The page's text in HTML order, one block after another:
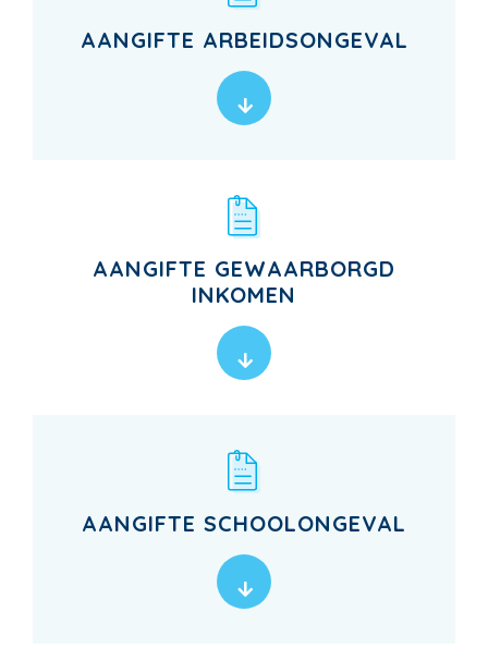
AANGIFTE ARBEIDSONGEVAL
AANGIFTE GEWAARBORGD
INKOMEN
AANGIFTE SCHOOLONGEVAL